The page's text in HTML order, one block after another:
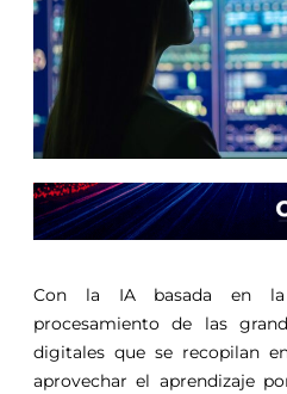
Con la IA basada en la
procesamiento de las
digitales que se recopilan
aprovechar el aprendizaje